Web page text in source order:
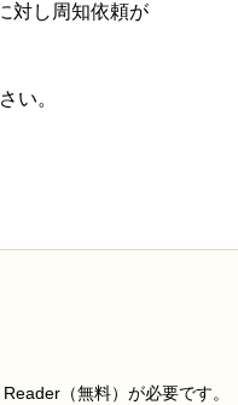
対し周知依頼が
い。
（無料）が必要です。